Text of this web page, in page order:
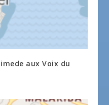
aux Voix du